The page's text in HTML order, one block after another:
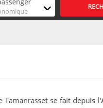
se fait depuis l'